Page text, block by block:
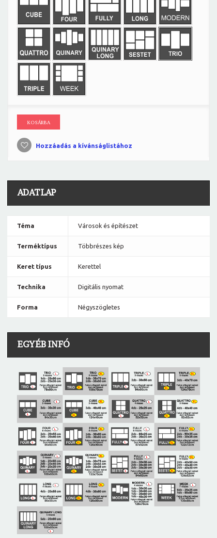
KOSÁRBA
Hozzáadás a kívánságlistához
ADATLAP
Téma Városok és építészet
Terméktípus Többrészes kép
Keret típus Kerettel
Technika Digitális nyomat
Forma Négyszögletes
EGYÉB INFÓ